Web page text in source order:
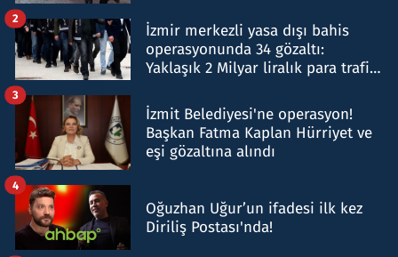
İzmir merkezli yasa dışı bahis
operasyonunda 34 gözaltı:
Yaklaşık 2 Milyar liralık para trafiği
2
İzmit Belediyesi'ne operasyon!
Başkan Fatma Kaplan Hürriyet ve
eşi gözaltına alındı
3
Oğuzhan Uğur’un ifadesi ilk kez
Diriliş Postası'nda!
4